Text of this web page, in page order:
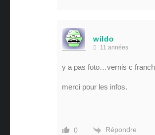
wildo
11 années
y a pas foto…vernis c
merci pour les infos.
0 Répondre